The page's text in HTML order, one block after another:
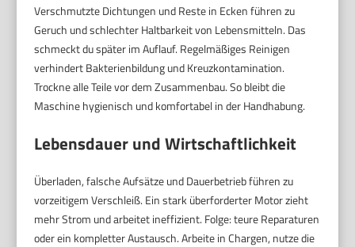
Verschmutzte Dichtungen und Reste in Ecken führen zu
Geruch und schlechter Haltbarkeit von Lebensmitteln. Das
schmeckt du später im Auflauf. Regelmäßiges Reinigen
verhindert Bakterienbildung und Kreuzkontamination.
Trockne alle Teile vor dem Zusammenbau. So bleibt die
Maschine hygienisch und komfortabel in der Handhabung.
Lebensdauer und Wirtschaftlichkeit
Überladen, falsche Aufsätze und Dauerbetrieb führen zu
vorzeitigem Verschleiß. Ein stark überforderter Motor zieht
mehr Strom und arbeitet ineffizient. Folge: teure Reparaturen
oder ein kompletter Austausch. Arbeite in Chargen, nutze die